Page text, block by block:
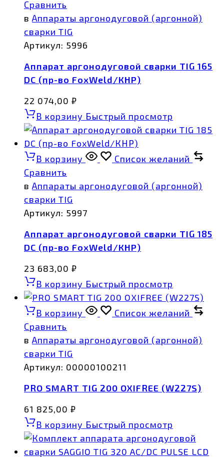
Сравнить
в Аппараты аргонодуговой (аргонной)
сварки TIG
Артикул: 5996
Аппарат аргонодуговой сварки TIG 165
DC (пр-во FoxWeld/КНР)
22 074,00 ₽
В корзину Быстрый просмотр
В корзину
Список желаний
Сравнить
в Аппараты аргонодуговой (аргонной)
сварки TIG
Артикул: 5997
Аппарат аргонодуговой сварки TIG 185
DC (пр-во FoxWeld/КНР)
23 683,00 ₽
В корзину Быстрый просмотр
В корзину
Список желаний
Сравнить
в Аппараты аргонодуговой (аргонной)
сварки TIG
Артикул: 00000100211
PRO SMART TIG 200 OXIFREE (W227S)
61 825,00 ₽
В корзину Быстрый просмотр